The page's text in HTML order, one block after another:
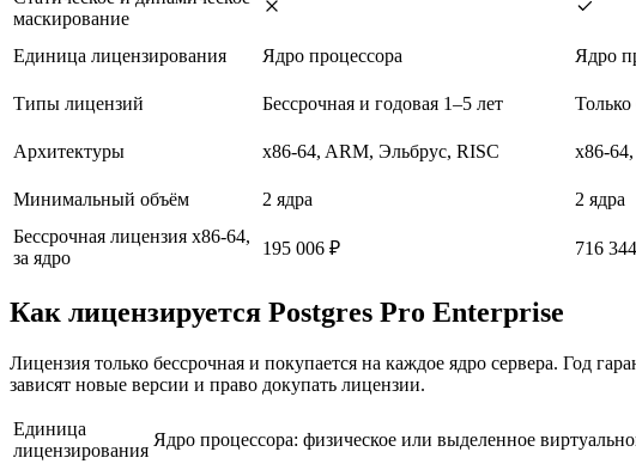
маскирование
Единица лицензирования
Ядро процессора Ядро
Типы лицензий Бессрочная и годовая 1–5 лет Только
Архитектуры x86-64, ARM, Эльбрус, RISC x86-
Минимальный объём
2 ядра 2 ядра
Бессрочная лицензия x86-64,
за ядро
195 006 ₽ 716
Как лицензируется Postgres Pro Enterprise
Лицензия только бессрочная и покупается на каждое ядро сервера. Год
зависят новые версии и право докупать лицензии.
Единица
лицензирования
Ядро процессора: физическое или выделенное